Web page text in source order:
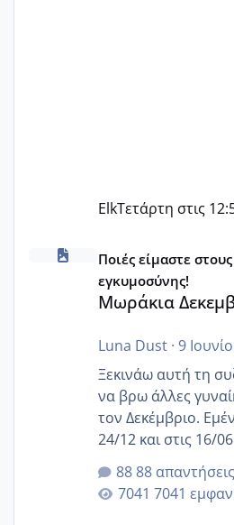
ElkΤετάρτη στις
Μωράκια Δεκεμβρίου 2026
Ποιές είμαστε
εγκυμοσύνης!
Μωράκια
Luna Dust· 9
Ξεκινάω αυτή τη
να βρω άλλες
τον Δεκέμβριο.
24/12 και στις 16/
της αυχενικής
άγχος και οι μέρες
περνάνε με τίποτα.
88 απαντήσεις
7041